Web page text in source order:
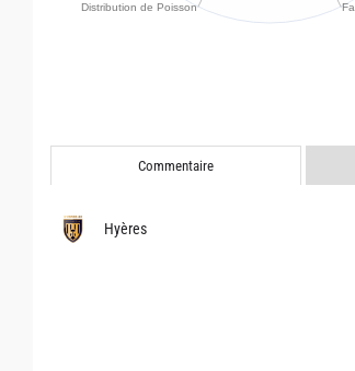
Commentaire
Hyères